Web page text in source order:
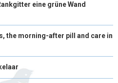
eine grüne Wand
the morning-after pill and care in